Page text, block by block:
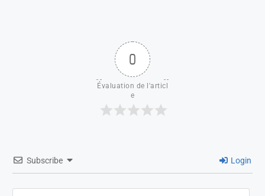
0
Évaluation de l'articl
e
Subscribe Login